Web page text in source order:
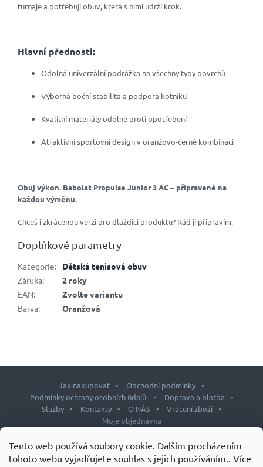
Tento web používá soubory cookie. Dalším procházením
tohoto webu vyjadřujete souhlas s jejich používáním.. Více
turnaje a potřebují obuv, která s nimi udrží krok.
Hlavní přednosti:
Odolná univerzální podrážka na všechny typy povrchů
Výborná boční stabilita a podpora kotníku
Kvalitní materiály odolné proti opotřebení
Atraktivní sportovní design v oranžovo-černé kombinaci
Obuj výkon. Babolat Propulse Junior 3 AC – připravené na
každou výměnu.
Chceš i zkrácenou verzi pro dlaždici produktu? Rád ji připravím.
Doplňkové parametry
Kategorie:
Dětská tenisová obuv
Záruka:
2 roky
EAN:
Zvolte variantu
Barva: Oranžová
Jak nakupovat
Obchodní podmínky
Podmínky ochrany osobních údajů
Doprava a platba
Služby
Kontakty O NÁS
Vrácení zboží
Moje objednávka